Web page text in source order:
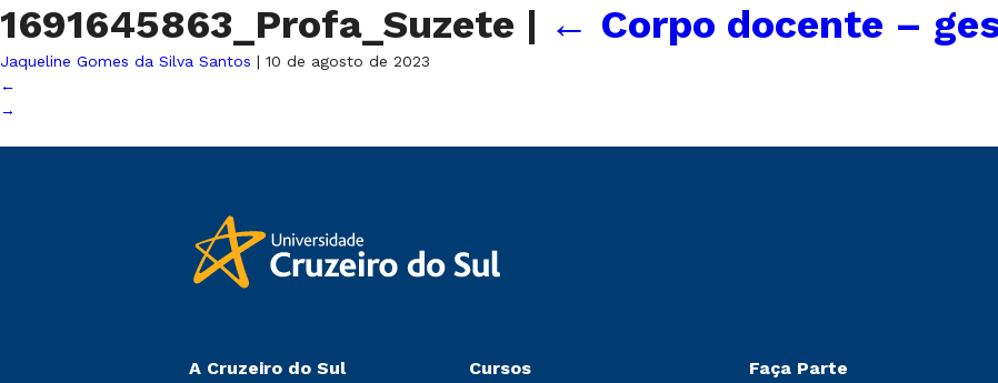
1691645863_Profa_Suzete | ← Corpo docente –
Jaqueline Gomes da Silva Santos | 10 de agosto de 2023
←
→
A Cruzeiro do Sul Cursos Faça Parte